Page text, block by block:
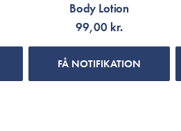
Body Lotion
99,00 kr.
FÅ NOTIFIKATION